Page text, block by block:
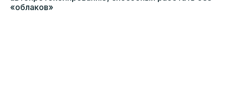
«облаков»